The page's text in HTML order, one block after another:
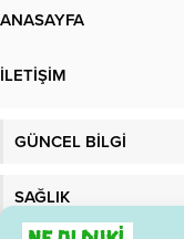
Yürüyüş; kan akışını ve kan
serebrovasküler hastalıklara
ANASAYFA
İLETİŞİM
GÜNCEL BİLGİ
SAĞLIK